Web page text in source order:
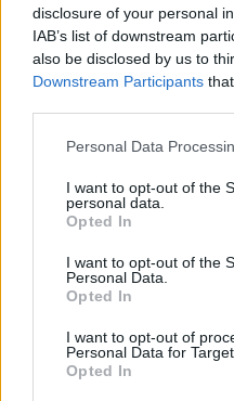
disclosure of your personal
IAB’s list of downstream
also be disclosed by us to
Downstream Participants
Personal Data
I want to opt-out of the
personal data.
Opted In
I want to opt-out of the
Personal Data.
Opted In
I want to opt-out of
Personal Data for
Opted In
mint egy megemelt
A konszenzus kapcsán -
figyelmet arra, hogy
érkezett a Graphisoftra.A
megelőző három hónap
ArchiCAD ismét nem
emelkedő árbevétel mellett
KEDVES OLVASÓNK!
A keresett cikk a
tartozik, melynek
regisztrációhoz kötött.